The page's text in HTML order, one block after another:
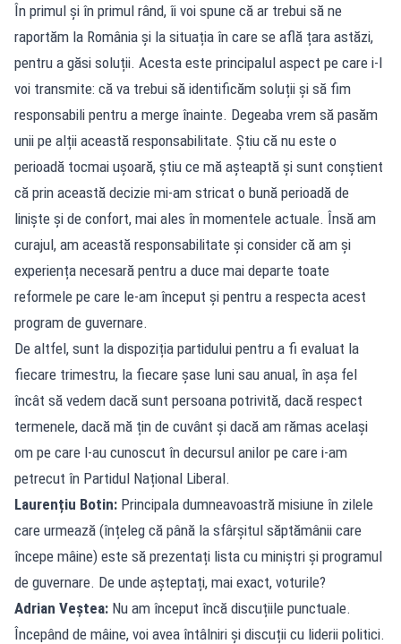
În primul și în primul rând, îi voi spune că ar trebui să ne
raportăm la România și la situația în care se află țara astăzi,
pentru a găsi soluții. Acesta este principalul aspect pe care i-l
voi transmite: că va trebui să identificăm soluții și să fim
responsabili pentru a merge înainte. Degeaba vrem să pasăm
unii pe alții această responsabilitate. Știu că nu este o
perioadă tocmai ușoară, știu ce mă așteaptă și sunt conștient
că prin această decizie mi-am stricat o bună perioadă de
liniște și de confort, mai ales în momentele actuale. Însă am
curajul, am această responsabilitate și consider că am și
experiența necesară pentru a duce mai departe toate
reformele pe care le-am început și pentru a respecta acest
program de guvernare.
De altfel, sunt la dispoziția partidului pentru a fi evaluat la
fiecare trimestru, la fiecare șase luni sau anual, în așa fel
încât să vedem dacă sunt persoana potrivită, dacă respect
termenele, dacă mă țin de cuvânt și dacă am rămas același
om pe care l-au cunoscut în decursul anilor pe care i-am
petrecut în Partidul Național Liberal.
Laurențiu Botin: Principala dumneavoastră misiune în zilele
care urmează (înțeleg că până la sfârșitul săptămânii care
începe mâine) este să prezentați lista cu miniștri și programul
de guvernare. De unde așteptați, mai exact, voturile?
Adrian Veștea: Nu am început încă discuțiile punctuale.
Începând de mâine, voi avea întâlniri și discuții cu liderii politici.